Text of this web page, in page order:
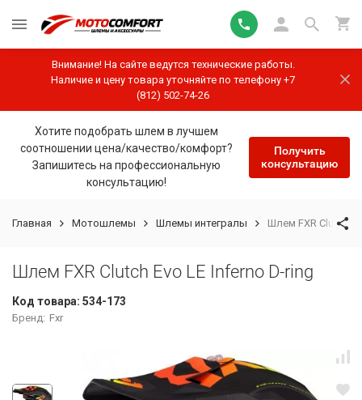
Внимание! На сайте ведутся технические работы.
Наличие и цену товара уточняйте по телефону +7
(812) 502-74-26
Хотите подобрать шлем в лучшем
соотношении цена/качество/комфорт?
Запишитесь на профессиональную
консультацию!
Получить
консультацию
Главная Мотошлемы Шлемы интегралы Шлем FXR Clutch
Шлем FXR Clutch Evo LE Inferno D-ring
Код товара: 534-173
Бренд: Fxr